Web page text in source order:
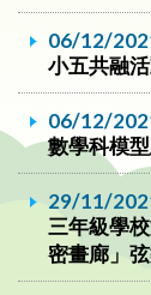
06/12/
小五共融
06/12/
數學科模
29/11/
三年級學
密畫廊」